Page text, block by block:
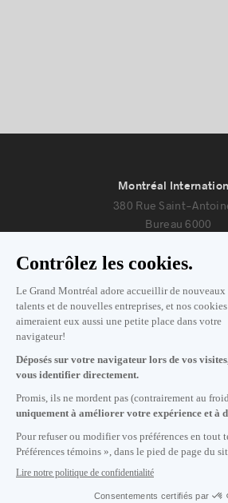
S'abonner à notre
Carrières
Montréal
380 Rue Saint-
Bureau 6000
Nous joindre
Lundi au vendredi de